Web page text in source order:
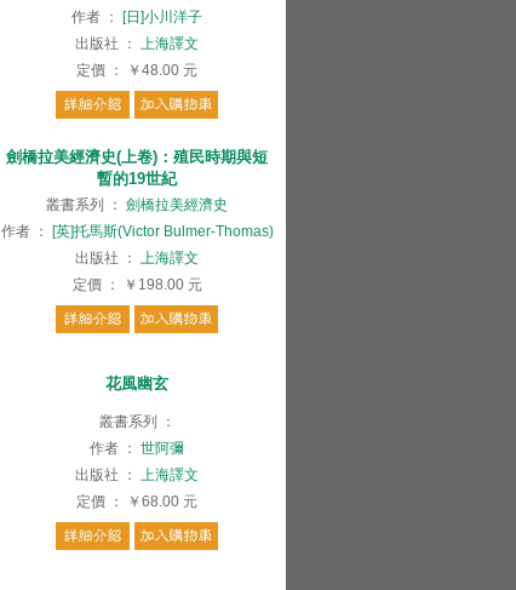
作者 ：
[日]小川洋子
出版社
： 上海譯文
定價 ： ￥48.00 元
劍橋拉美經濟史(上卷)：殖民時期與短
暫的19世紀
叢書系列 ： 劍橋拉美經濟史
作者
：
[英]托馬斯(Victor Bulmer-Thomas)
出版社
： 上海譯文
定價
： ￥198.00 元
花風幽玄
叢書系列
：
作者 ： 世阿彌
出版社
： 上海譯文
定價 ： ￥68.00 元